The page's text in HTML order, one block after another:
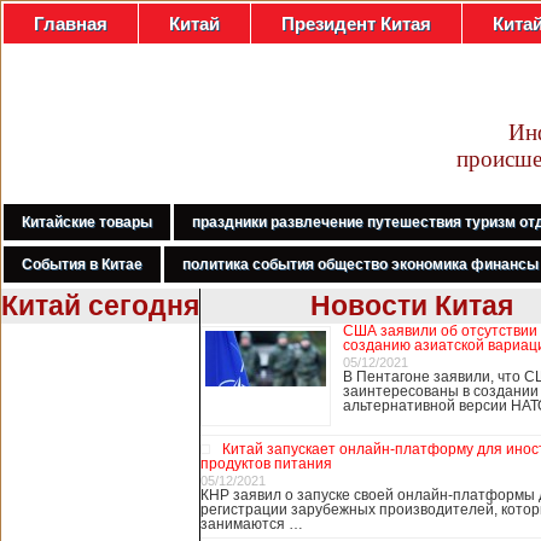
Главная Китай Президент Китая
Китайские товары праздники развлечение путешествия туризм
События в Китае политика события общество экономика финансы
Китай сегодня Новости Китая
США заявили об отсутствии
созданию азиатской
05/12/2021
В Пентагоне заявили, что
заинтересованы в создании
альтернативной версии
Китай запускает онлайн-платформу для
продуктов питания
05/12/2021
КНР заявил о запуске своей онлайн-платформы
регистрации зарубежных производителей,
занимаются …